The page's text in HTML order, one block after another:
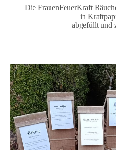
Die FrauenFeuerKraft
in
abgefüllt und